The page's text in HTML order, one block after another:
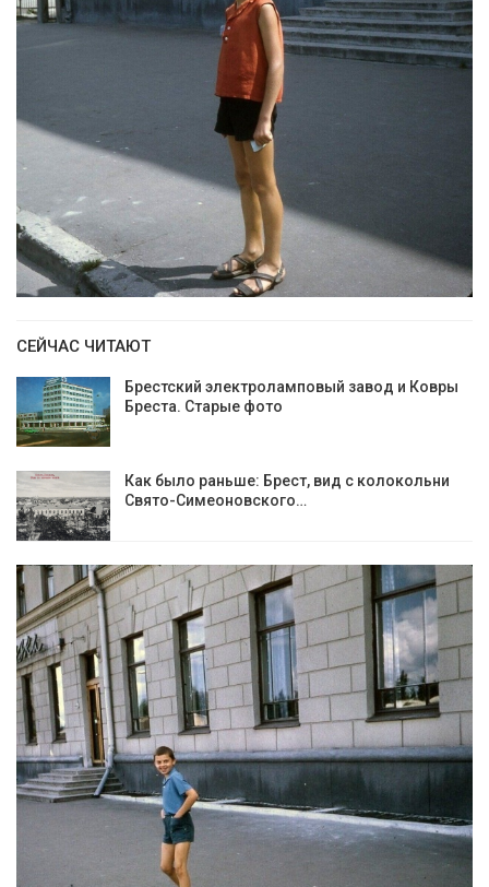
СЕЙЧАС ЧИТАЮТ
Брестский электроламповый завод и Ковры
Бреста. Старые фото
Как было раньше: Брест, вид с колокольни
Cвято-Симеоновского…